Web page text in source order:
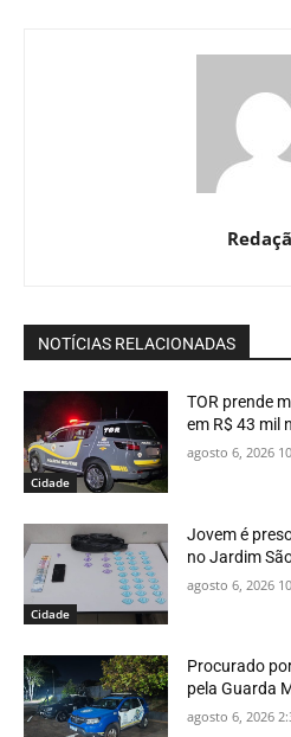
NOTÍCIAS RELACIONADAS
Cidade
TOR prende
em R$ 43 mil
agosto 6, 2026
Cidade
Jovem é
no Jardim
agosto 6, 2026
Procurado
pela Guarda
agosto 6, 2026